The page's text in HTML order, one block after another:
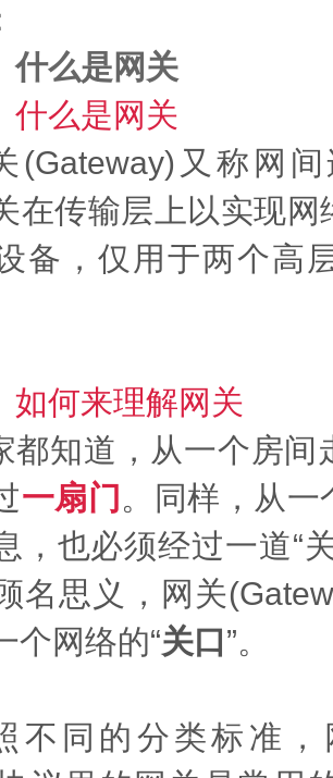
什么是网关
什么是网关
(Gateway)又称网
在传输层上以实现
备，仅用于两个高
如何来理解网关
都知道，从一个房间
一扇门 。同样，从一
，也必须经过一道“
名思义，网关
个网络的“关口”。
不同的分类标准